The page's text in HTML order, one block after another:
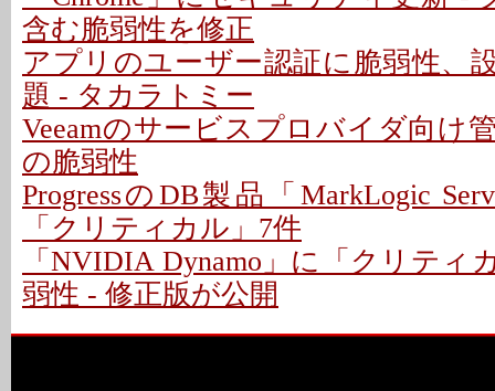
含む脆弱性を修正
アプリのユーザー認証に脆弱性、
題 - タカラトミー
Veeamのサービスプロバイダ向け
の脆弱性
ProgressのDB製品「MarkLogic
「クリティカル」7件
「NVIDIA Dynamo」に「クリティ
弱性 - 修正版が公開